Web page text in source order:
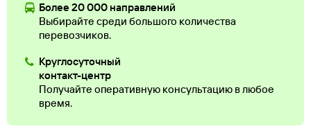
Более 20 000 направлений
Выбирайте среди большого количества
перевозчиков.
Круглосуточный
контакт-центр
Получайте оперативную консультацию в любое
время.